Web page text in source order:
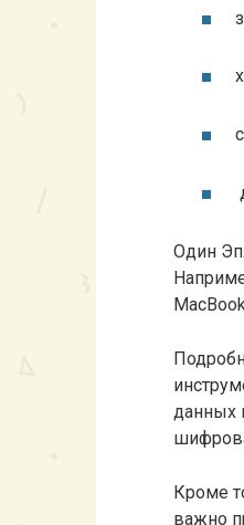
Один
данных
Кроме
важно